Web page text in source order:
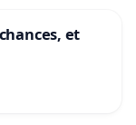
et